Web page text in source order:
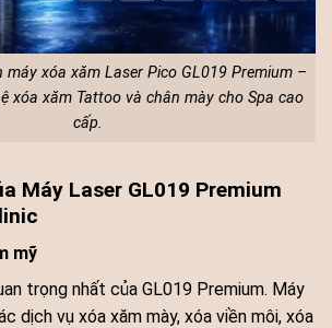
máy xóa xăm Laser Pico GL019 Premium –
xóa xăm Tattoo và chân mày cho Spa cao
cấp.
Máy Laser GL019 Premium
mỹ
trọng nhất của GL019 Premium. Máy
dịch vụ xóa xăm mày, xóa viền môi, xóa